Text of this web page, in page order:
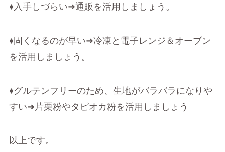
♦入手しづらい➜通販を活用しましょう。
♦固くなるのが早い➜冷凍と電子レンジ＆オーブン
を活用しましょう。
♦グルテンフリーのため、生地がバラバラになりや
すい➜片栗粉やタピオカ粉を活用しましょう
以上です。